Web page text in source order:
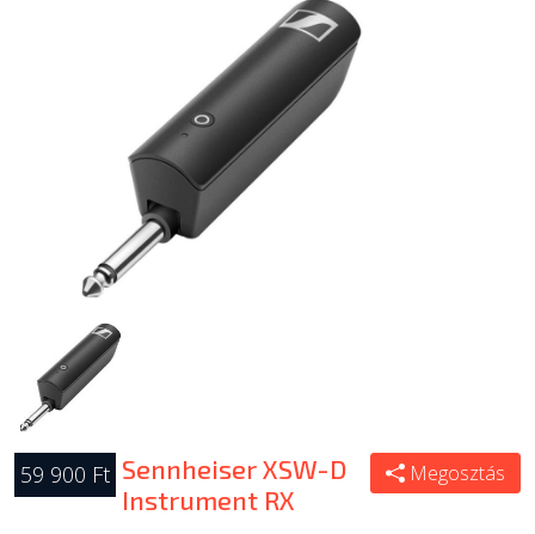
59 900 Ft Sennheiser XSW-D
Instrument RX
Megosztás